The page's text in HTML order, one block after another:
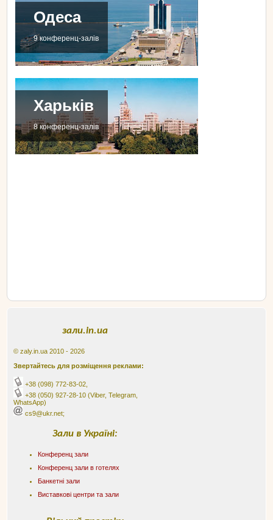
Одеса
9 конференц-залів
Харьків
8 конференц-залів
зали.in.ua
© zaly.in.ua 2010 - 2026
Звертайтесь для розміщення реклами:
+38 (098) 772-83-02
+38 (050) 927-28-10 (Viber, Telegram,
WhatsApp)
cs9@ukr.net;
Зали в Україні:
Конференц зали
Конференц зали в готелях
Банкетні зали
Виставкові центри та зали